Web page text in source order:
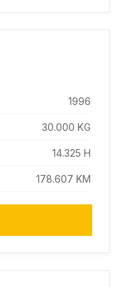
1996
30.000 KG
14.325 H
178.607 KM